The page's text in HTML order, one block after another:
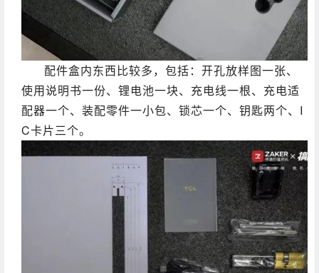
配件盒内东西比较多，包括：开孔放样图一张、
使用说明书一份、锂电池一块、充电线一根、充电适
配器一个、装配零件一小包、锁芯一个、钥匙两个、I
C卡片三个。